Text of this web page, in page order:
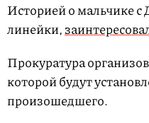
Историей о мальчике
линейки,
Прокуратура
которой будут
произошедшего.